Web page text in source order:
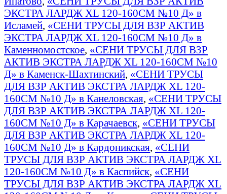
ЭКСТРА ЛАРДЖ XL 120-160СМ №10 Д» в
Исламей, «СЕНИ ТРУСЫ ДЛЯ ВЗР АКТИВ
ЭКСТРА ЛАРДЖ XL 120-160СМ №10 Д» в
Каменномостское, «СЕНИ ТРУСЫ ДЛЯ ВЗР
АКТИВ ЭКСТРА ЛАРДЖ XL 120-160СМ №10
Д» в Каменск-Шахтинский, «СЕНИ ТРУСЫ
ДЛЯ ВЗР АКТИВ ЭКСТРА ЛАРДЖ XL 120-
160СМ №10 Д» в Канеловская, «СЕНИ ТРУСЫ
ДЛЯ ВЗР АКТИВ ЭКСТРА ЛАРДЖ XL 120-
160СМ №10 Д» в Карачаевск, «СЕНИ ТРУСЫ
ДЛЯ ВЗР АКТИВ ЭКСТРА ЛАРДЖ XL 120-
160СМ №10 Д» в Кардоникская, «СЕНИ
ТРУСЫ ДЛЯ ВЗР АКТИВ ЭКСТРА ЛАРДЖ XL
120-160СМ №10 Д» в Каспийск, «СЕНИ
ТРУСЫ ДЛЯ ВЗР АКТИВ ЭКСТРА ЛАРДЖ XL